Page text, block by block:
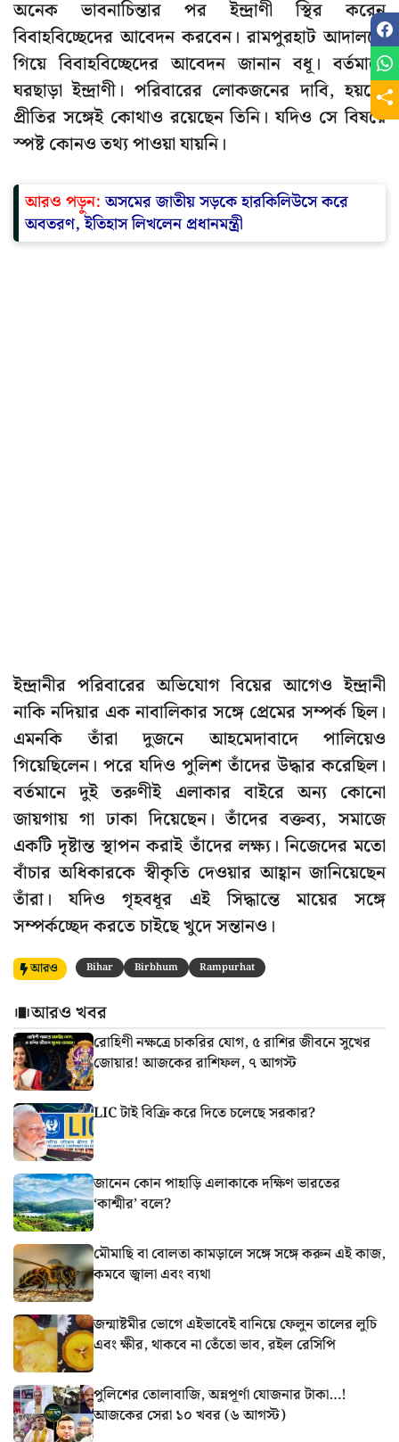
অনেক ভাবনাচিন্তার পর ইন্দ্রাণী স্থির করেন
বিবাহবিচ্ছেদের আবেদন করবেন। রামপুরহাট আদালতে
গিয়ে বিবাহবিচ্ছেদের আবেদন জানান বধূ। বর্তমানে
ঘরছাড়া ইন্দ্রাণী। পরিবারের লোকজনের দাবি, হয়তো
প্রীতির সঙ্গেই কোথাও রয়েছেন তিনি। যদিও সে বিষয়ে
স্পষ্ট কোনও তথ্য পাওয়া যায়নি।
আরও পড়ুন:অসমের জাতীয় সড়কে হারকিলিউসে করে
অবতরণ, ইতিহাস লিখলেন প্রধানমন্ত্রী
ইন্দ্রানীর পরিবারের অভিযোগ বিয়ের আগেও ইন্দ্রানী
নাকি নদিয়ার এক নাবালিকার সঙ্গে প্রেমের সম্পর্ক ছিল।
এমনকি তাঁরা দুজনে আহমেদাবাদে পালিয়েও
গিয়েছিলেন। পরে যদিও পুলিশ তাঁদের উদ্ধার করেছিল।
বর্তমানে দুই তরুণীই এলাকার বাইরে অন্য কোনো
জায়গায় গা ঢাকা দিয়েছেন। তাঁদের বক্তব্য, সমাজে
একটি দৃষ্টান্ত স্থাপন করাই তাঁদের লক্ষ্য। নিজেদের মতো
বাঁচার অধিকারকে স্বীকৃতি দেওয়ার আহ্বান জানিয়েছেন
তাঁরা। যদিও গৃহবধূর এই সিদ্ধান্তে মায়ের সঙ্গে
সম্পর্কচ্ছেদ করতে চাইছে খুদে সন্তানও।
আরও Bihar Birbhum Rampurhat
আরও খবর
রোহিণী নক্ষত্রে চাকরির যোগ, ৫ রাশির জীবনে সুখের
জোয়ার! আজকের রাশিফল, ৭ আগস্ট
LIC টাই বিক্রি করে দিতে চলেছে সরকার?
জানেন কোন পাহাড়ি এলাকাকে দক্ষিণ ভারতের
‘কাশ্মীর’ বলে?
মৌমাছি বা বোলতা কামড়ালে সঙ্গে সঙ্গে করুন এই কাজ,
কমবে জ্বালা এবং ব্যথা
জন্মাষ্টমীর ভোগে এইভাবেই বানিয়ে ফেলুন তালের লুচি
এবং ক্ষীর, থাকবে না তেঁতো ভাব, রইল রেসিপি
পুলিশের তোলাবাজি, অন্নপূর্ণা যোজনার টাকা…!
আজকের সেরা ১০ খবর (৬ আগস্ট)